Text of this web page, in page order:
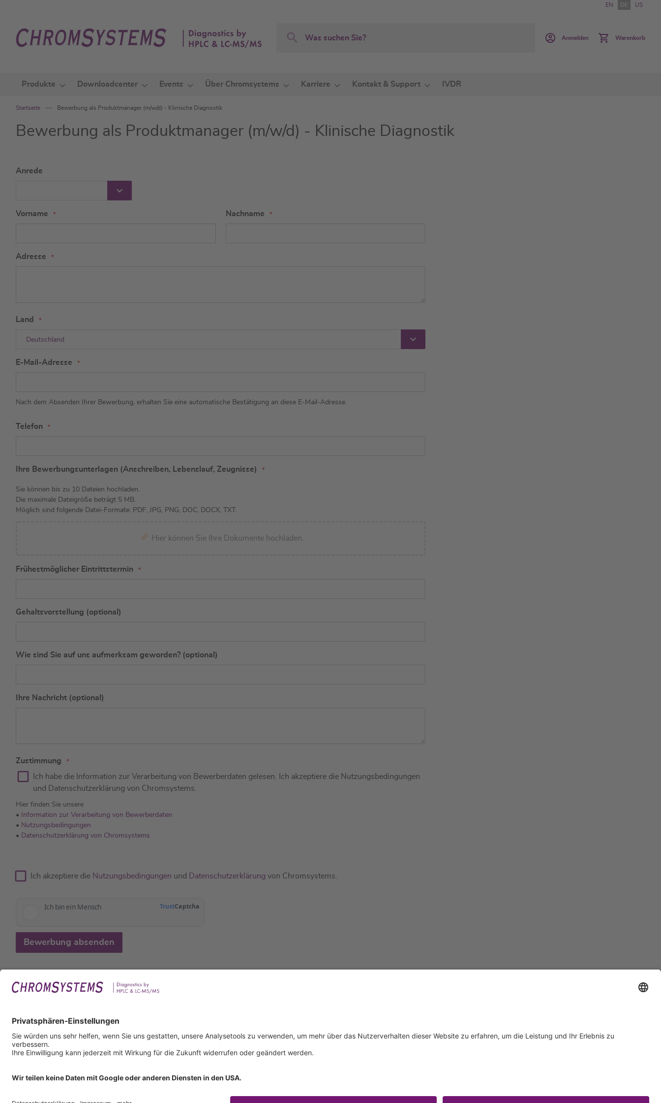
springen
EN DE US
Search
Anmelden Warenkorb
Produkte Downloadcenter Events Über Chromsystems Karriere Kontakt & Support IVDR
Startseite Bewerbung als Produktmanager (m/w/d) - Klinische Diagnostik
Bewerbung als Produktmanager (m/w/d) - Klinische Diagnostik
Anrede
Vorname Nachname
Adresse
Land
Deutschland
E-Mail-Adresse
Nach dem Absenden Ihrer Bewerbung, erhalten Sie eine automatische Bestätigung an diese E-Mail-Adresse.
Telefon
Ihre Bewerbungsunterlagen (Anschreiben, Lebenslauf, Zeugnisse)
Sie können bis zu 10 Dateien hochladen.
Die maximale Dateigröße beträgt 5 MB.
Möglich sind folgende Datei-Formate: PDF, JPG, PNG, DOC, DOCX, TXT.
Hier können Sie Ihre Dokumente hochladen.
Frühestmöglicher Eintrittstermin
Gehaltsvorstellung (optional)
Wie sind Sie auf uns aufmerksam geworden? (optional)
Ihre Nachricht (optional)
Zustimmung
Ich habe die Information zur Verarbeitung von Bewerberdaten gelesen. Ich akzeptiere die Nutzungsbedingungen
und Datenschutzerklärung von Chromsystems.
Hier finden Sie unsere
•
Information zur Verarbeitung von Bewerberdaten
• Nutzungsbedingungen
• Datenschutzerklärung von Chromsystems
Ich akzeptiere die Nutzungsbedingungen und Datenschutzerklärung von Chromsystems.
Bewerbung absenden
Datenschutz
Informationspflichten
Produkte
Downloads
ISO 9001 Zertifikat